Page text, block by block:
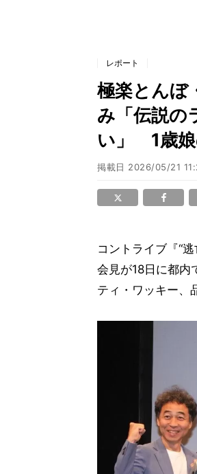
レポート
極楽とんぼ
み「伝説の
い」 1歳娘
掲載日 2026/05/21
コントライブ『“
会見が18日に都内
ティ・ワッキー、